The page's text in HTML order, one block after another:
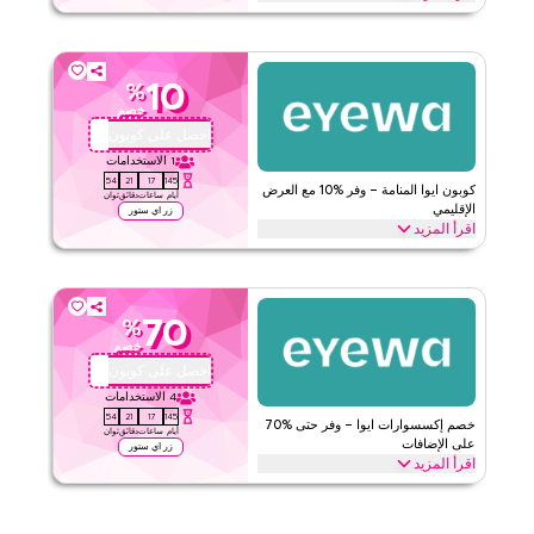
احصل على خصم %20 على طلبك الأول مع هذا كود كوبون حصري من ايوا.
اليوم.
الأحكام والشروط
الحد الأدنى للطلب
ويب/تطبيق
الفئات
على مستوى الموقعكوبون ايوا المنامة – وفر %10 مع العرض
الإقليمي
اقرأ المزيد
10
%
خصم
احصل على كوبون
1 الاستخدامات
145
أيام
17
ساعات
21
دقائق
53
ثوان
زر اي ستور
وفر %10 على طلبك من ايوا مع هذا كود برومو إقليمي. قم بالتطبيق عند
العرض.
الأحكام والشروط
الحد الأدنى للطلب
ينطبق على
ويب/تطبيق
الفئات
على مستوى الموقعخصم إكسسوارات ايوا – وفر حتى %70
على الإضافات
اقرأ المزيد
70
%
خصم
احصل على كوبون
4 الاستخدامات
145
أيام
17
ساعات
21
دقائق
53
ثوان
زر اي ستور
وفر حتى %70 مع هذا خصم ايوا الموثوق على جميع الإكسسوارات من علب